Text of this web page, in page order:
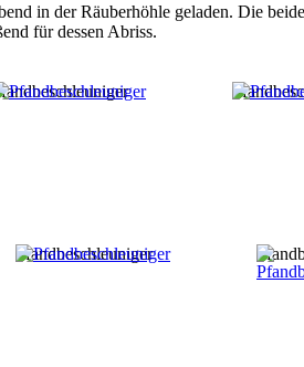
in der Räuberhöhle geladen. Die
für dessen Abriss.
Pfandbeschleuniger